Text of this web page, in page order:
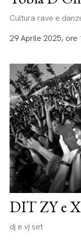
Cultura rave e
29 Aprile 2025, ore
DIT ZY e
dj e vj set